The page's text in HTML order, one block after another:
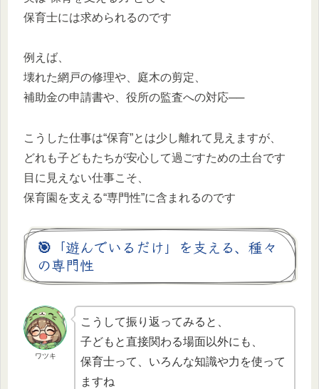
保育士には求められるのです
例えば、
壊れた網戸の修理や、庭木の剪定、
補助金の申請書や、役所の監査への対応──
こうした仕事は“保育”とは少し離れて見えますが、
どれも子どもたちが安心して過ごすための土台です
目に見えない仕事こそ、
保育園を支える“専門性”に含まれるのです
🎯「遊んでいるだけ」を支える、種々
の専門性
ワツキ
こうして振り返ってみると、
子どもと直接関わる場面以外にも、
保育士って、いろんな知識や力を使って
ますね